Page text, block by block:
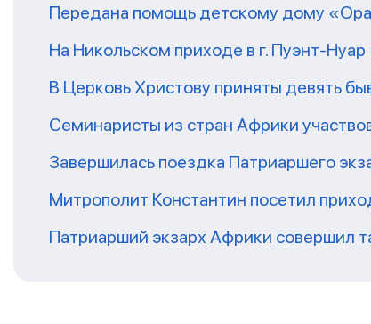
Передана помощь детскому дому
На Никольском приходе в г. Пуэнт-
В Церковь Христову приняты девять
Семинаристы из стран Африки
Завершилась поездка Патриаршего
Митрополит Константин посетил
Патриарший экзарх Африки совершил